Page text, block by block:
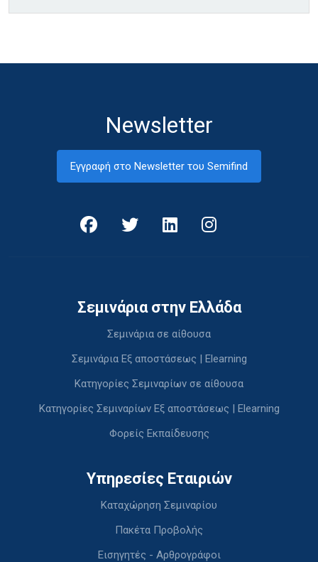
Newsletter
Εγγραφή στο Newsletter του Semifind
Σεμινάρια στην Ελλάδα
Σεμινάρια σε αίθουσα
Σεμινάρια Εξ αποστάσεως | Elearning
Κατηγορίες Σεμιναρίων σε αίθουσα
Κατηγορίες Σεμιναρίων Εξ αποστάσεως | Elearning
Φορείς Εκπαίδευσης
Υπηρεσίες Εταιριών
Καταχώρηση Σεμιναρίου
Πακέτα Προβολής
Εισηγητές - Αρθρογράφοι